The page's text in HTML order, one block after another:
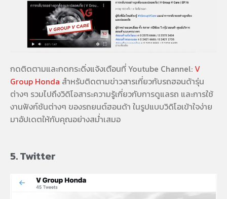
กดติดตามและกดกระดิ่งแจ้งเตือนที่ Youtube Channel:V
Group Honda สำหรับติดตามข่าวสารเกี่ยวกับรถฮอนด้ารุ่น
ต่างๆ รวมไปถึงวิดิโอสาระความรู้เกี่ยวกับการดูแลรถ และการใช้
งานฟังก์ชันต่างๆ ของรถยนต์ฮอนด้า ในรูปแบบวิดิโอเข้าใจง่าย
มาอัปเดตให้กับคุณอย่างสม่ำเสมอ
5. Twitter